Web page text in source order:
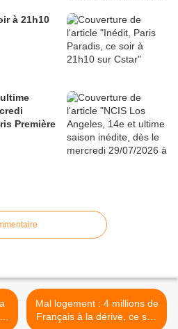
à 21h10
Première
Mal logement : 4 millions de
Français à la dérive, ce soir